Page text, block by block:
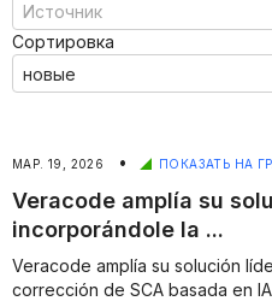
Сортировка
МАР. 19, 2026 • ПОКАЗАТЬ НА
Veracode amplía su
incorporándole la ...
Veracode amplía su solución
corrección de SCA basada en